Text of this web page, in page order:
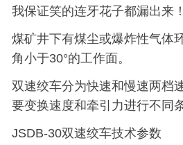
我保证笑的连牙花子都漏出来！
煤矿井下有煤尘或爆炸性气体
角小于30°的工作面。
双速绞车分为快速和慢速两档
要变换速度和牵引力进行不同
JSDB-30双速绞车技术参数